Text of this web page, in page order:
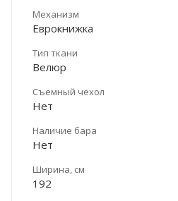
Механизм
Еврокнижка
Тип ткани
Велюр
Съемный чехол
Нет
Наличие бара
Нет
Ширина, см
192